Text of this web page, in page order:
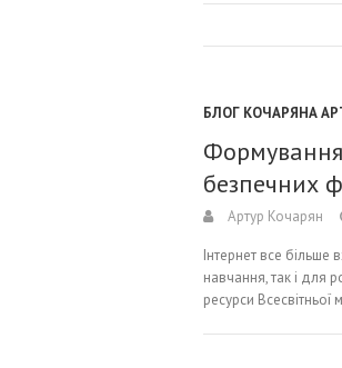
БЛОГ КОЧАРЯНА
Формування
безпечних
Артур Кочарян
Інтернет все
навчання, так і для
ресурси Всесвітньої